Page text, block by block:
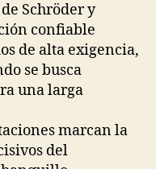
Schröder y
confiable
de alta exigencia,
se busca
una larga
marcan la
del